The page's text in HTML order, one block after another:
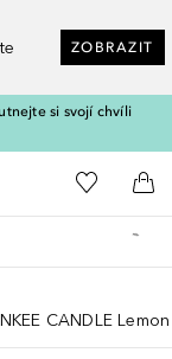
ZOBRAZIT
si svojí chvíli
K mému
Do
CANDLE